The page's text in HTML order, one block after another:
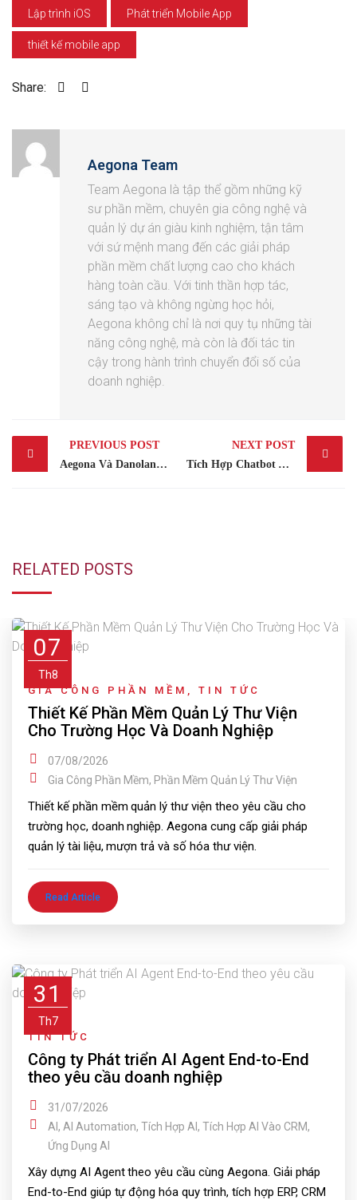
Lập trình iOS Phát triển Mobile App
thiết kế mobile app
Share:
Aegona Team
Team Aegona là tập thể gồm những kỹ
sư phần mềm, chuyên gia công nghệ và
quản lý dự án giàu kinh nghiệm, tận tâm
với sứ mệnh mang đến các giải pháp
phần mềm chất lượng cao cho khách
hàng toàn cầu. Với tinh thần hợp tác,
sáng tạo và không ngừng học hỏi,
Aegona không chỉ là nơi quy tụ những tài
năng công nghệ, mà còn là đối tác tin
cậy trong hành trình chuyển đổi số của
doanh nghiệp.
Post
navigation
PREVIOUS POST
Aegona Và Danoland Hợp Tác Phát Triển Zalo Mini App Bất Động Sản
NEXT POST
Tích Hợp Chatbot AI Biến Website Thành Người Bán Hàng 24/7
RELATED POSTS
07
Th8
GIA CÔNG PHẦN MỀM TIN TỨC
Thiết Kế Phần Mềm Quản Lý Thư Viện
Cho Trường Học Và Doanh Nghiệp
07/08/2026
Gia Công Phần Mềm, Phần Mềm Quản Lý Thư Viện
Thiết kế phần mềm quản lý thư viện theo yêu cầu cho
trường học, doanh nghiệp. Aegona cung cấp giải pháp
quản lý tài liệu, mượn trả và số hóa thư viện.
Read Article
31
Th7
TIN TỨC
Công ty Phát triển AI Agent End-to-End
theo yêu cầu doanh nghiệp
31/07/2026
AI , AI Automation, Tích Hợp AI , Tích Hợp AI Vào CRM,
Ứng Dụng AI
Xây dựng AI Agent theo yêu cầu cùng Aegona. Giải pháp
End-to-End giúp tự động hóa quy trình, tích hợp ERP, CRM